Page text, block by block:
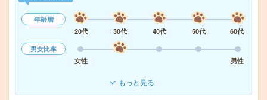
年齢層
20代
30代 40代 50代
60代
男女比率
女性
男性
もっと見る